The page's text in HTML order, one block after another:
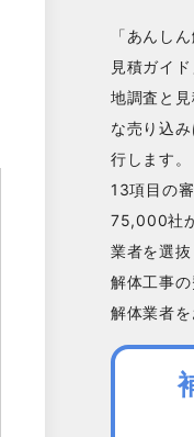
「あんし
見積ガイ
地調査と
な売り込
行します。
13項目の
75,000社
業者を選抜
解体工事
解体業者を